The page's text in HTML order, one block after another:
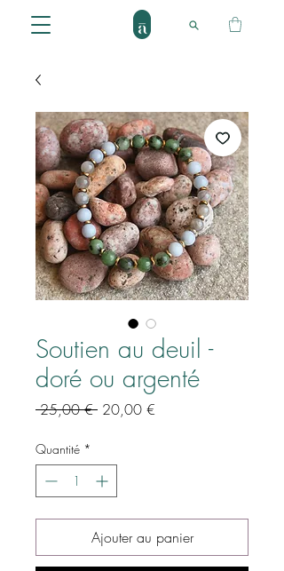
Soutien au deuil -
doré ou argenté
25,00 € Prix
20,00 €
Quantité *
Ajouter au panier